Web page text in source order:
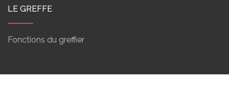
LE GREFFE
Fonctions du greffier